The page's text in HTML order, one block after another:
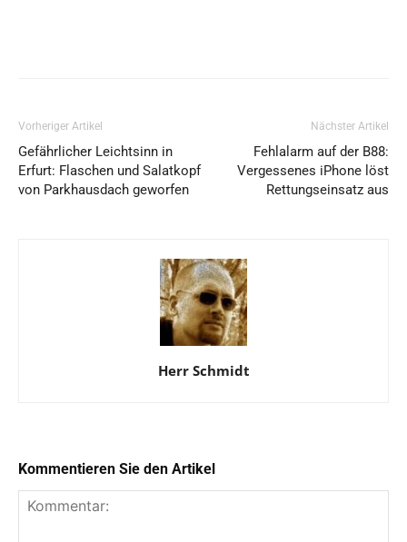
Vorheriger Artikel
Gefährlicher Leichtsinn in
Erfurt: Flaschen und Salatkopf
von Parkhausdach geworfen
Nächster Artikel
Fehlalarm auf der B88:
Vergessenes iPhone löst
Rettungseinsatz aus
Herr Schmidt
Kommentieren Sie den Artikel